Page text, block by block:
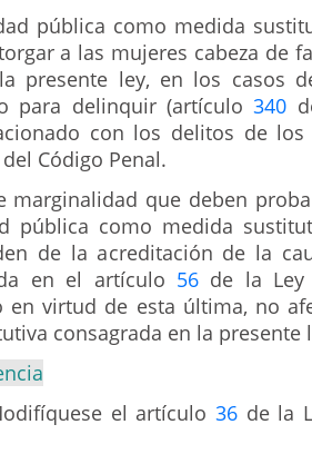
pública como medida
a las mujeres cabeza de
presente ley, en los casos
para delinquir (artículo340
con los delitos de
del Código Penal.
marginalidad que deben
pública como medida
de la acreditación de la
en el artículo 56de la Ley
en virtud de esta última, no
consagrada en la presente
el artículo 36de la